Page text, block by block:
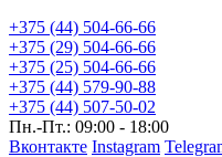
+375 (44) 504-66-66
+375 (29) 504-66-66
+375 (25) 504-66-66
+375 (44) 579-90-88
+375 (44) 507-50-02
Пн.-Пт.: 09:00 - 18:00
Вконтакте Instagram